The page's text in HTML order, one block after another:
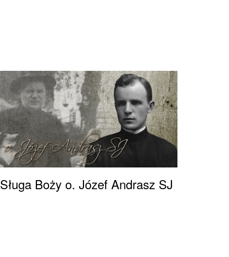
Sługa Boży o. Józef Andrasz SJ